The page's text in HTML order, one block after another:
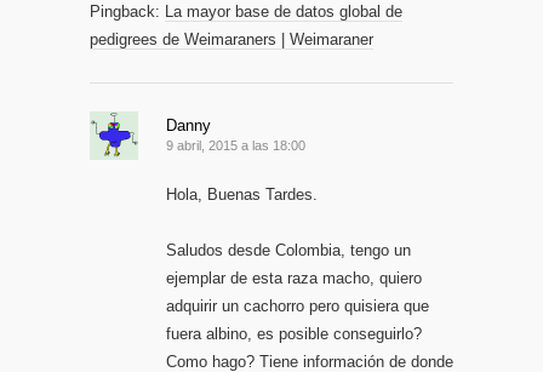
Pingback:
La mayor base de datos global de
pedigrees de Weimaraners | Weimaraner
Danny
9 abril, 2015 a las 18:00
Hola, Buenas Tardes.
Saludos desde Colombia, tengo un
ejemplar de esta raza macho, quiero
adquirir un cachorro pero quisiera que
fuera albino, es posible conseguirlo?
Como hago? Tiene información de donde